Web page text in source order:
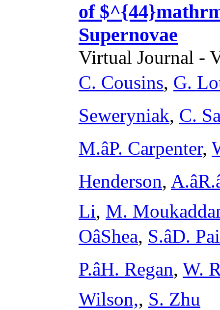
of
Supernovae
Virtual Journal -
C. Cousins, G.
Seweryniak, C.
M.âP. Carpenter,
Henderson,
Li, M.
OâShea, S.âD.
P.âH. Regan, W.
Wilson,, S. Zhu